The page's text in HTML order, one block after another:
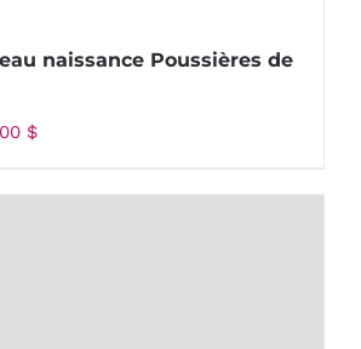
naissance Poussières de
$